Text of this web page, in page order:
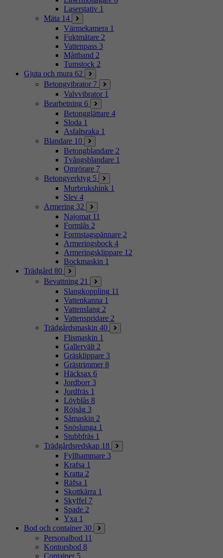
Laserstativ 1
Mäta 14
Värmekamera 1
Fuktmätare 2
Vattenpass 3
Måttband 2
Tumstock 2
Gjuta och mura 62
Betongvibrator 7
Valvvibrator 1
Bearbetning 6
Betongglättare 4
Sloda 1
Asfaltsraka 1
Blandare 10
Betongblandare 2
Tvångsblandare 1
Omrörare 7
Betongverktyg 5
Murbrukshink 1
Slev 4
Armering 32
Najomat 11
Formlås 2
Formstagspännare 2
Armeringsbock 4
Armeringsklippare 12
Bockmaskin 1
Trädgård 80
Bevattning 21
Slangkoppling 11
Vattenkanna 1
Vattenslang 2
Vattenspridare 2
Trädgårdsmaskin 40
Flismaskin 1
Gallervält 2
Gräsklippare 3
Grästrimmer 8
Häcksax 6
Jordborr 3
Jordfräs 1
Lövblås 8
Röjsåg 3
Såmaskin 2
Snöslunga 1
Stubbfräs 1
Trädgårdsredskap 18
Fyllhammare 3
Krafsa 1
Kratta 2
Räfsa 1
Skottkärra 1
Skyffel 7
Spade 2
Yxa 1
Bod och container 30
Personalbod 11
Kontorsbod 8
Container 5